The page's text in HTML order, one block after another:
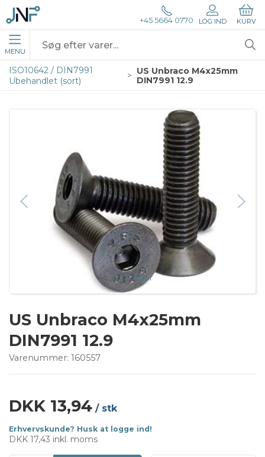
+45 5664 0770 LOG IND KURV
MENU
ISO10642 / DIN7991
Ubehandlet (sort)
US Unbraco M4x25mm
DIN7991 12.9
Forstør
US Unbraco M4x25mm
DIN7991 12.9
Varenummer: 160557
DKK 13,94 / stk
Erhvervskunde? Husk at logge ind!
DKK 17,43 inkl. moms